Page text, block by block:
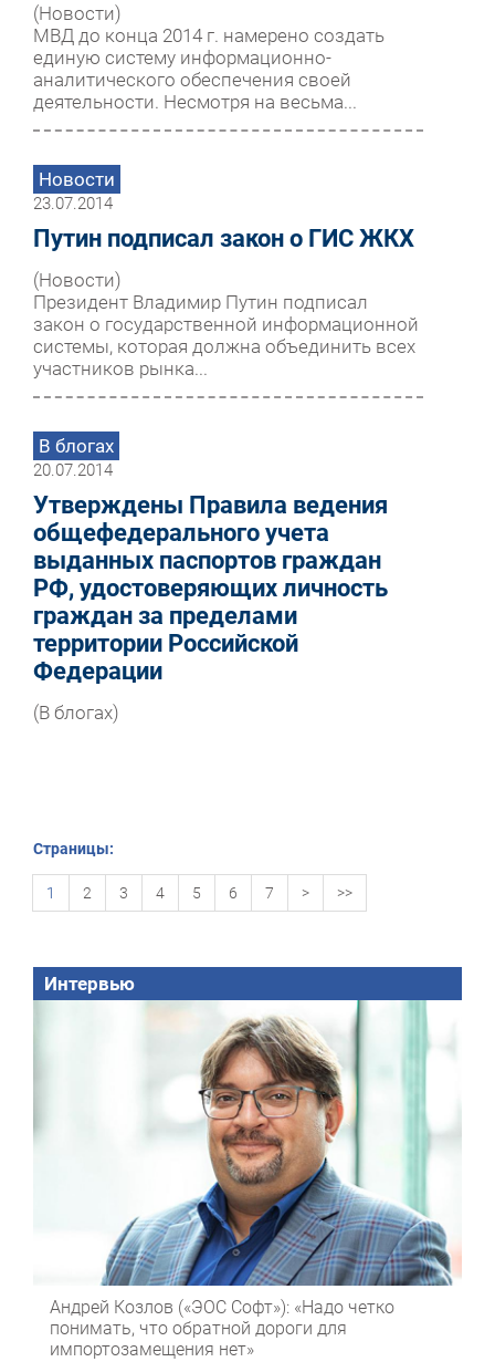
(Новости)
МВД до конца 2014 г. намерено создать
единую систему информационно-
аналитического обеспечения своей
деятельности. Несмотря на весьма...
Новости
23.07.2014
Путин подписал закон о ГИС ЖКХ
(Новости)
Президент Владимир Путин подписал
закон о государственной информационной
системы, которая должна объединить всех
участников рынка...
В блогах
20.07.2014
Утверждены Правила ведения
общефедерального учета
выданных паспортов граждан
РФ, удостоверяющих личность
граждан за пределами
территории Российской
Федерации
(В блогах)
Страницы:
1 2 3 4 5 6 7 > >>
Интервью
Андрей Козлов («ЭОС Софт»): «Надо четко
понимать, что обратной дороги для
импортозамещения нет»